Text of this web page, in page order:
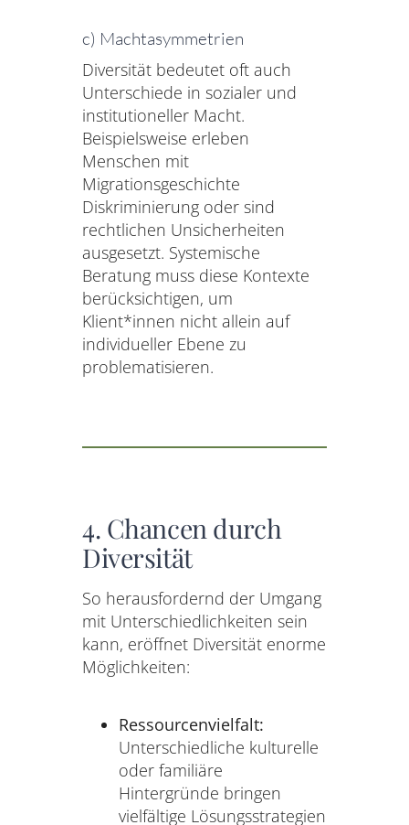
c) Machtasymmetrien
Diversität bedeutet oft auch
Unterschiede in sozialer und
institutioneller Macht.
Beispielsweise erleben
Menschen mit
Migrationsgeschichte
Diskriminierung oder sind
rechtlichen Unsicherheiten
ausgesetzt. Systemische
Beratung muss diese Kontexte
berücksichtigen, um
Klient*innen nicht allein auf
individueller Ebene zu
problematisieren.
4. Chancen durch
Diversität
So herausfordernd der Umgang
mit Unterschiedlichkeiten sein
kann, eröffnet Diversität enorme
Möglichkeiten:
Ressourcenvielfalt:
Unterschiedliche kulturelle
oder familiäre
Hintergründe bringen
vielfältige Lösungsstrategien